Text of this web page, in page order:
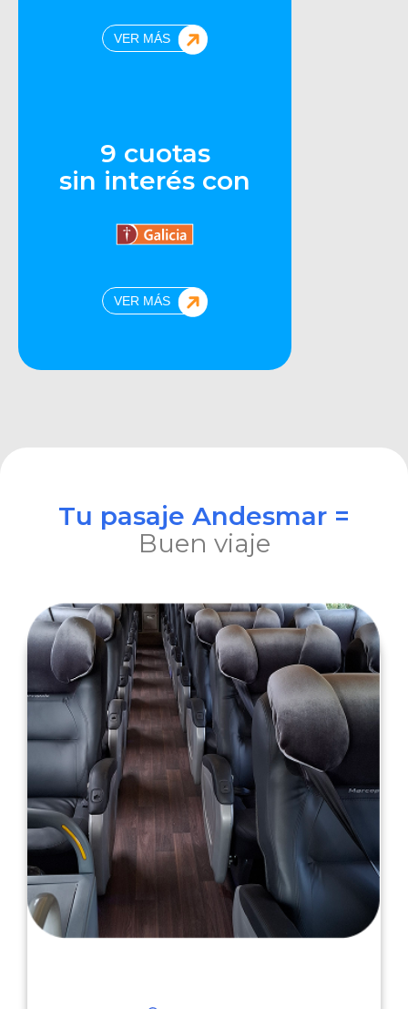
VER MÁS
9 cuotas
sin interés con
VER MÁS
Tu pasaje Andesmar =
Buen viaje